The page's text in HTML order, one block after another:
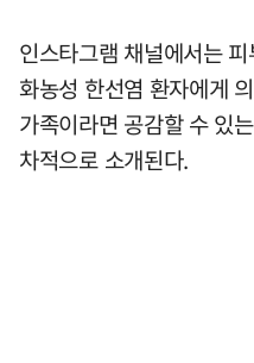
인스타그램 채널에서는
화농성 한선염 환자에게
가족이라면 공감할 수 있
차적으로 소개된다.